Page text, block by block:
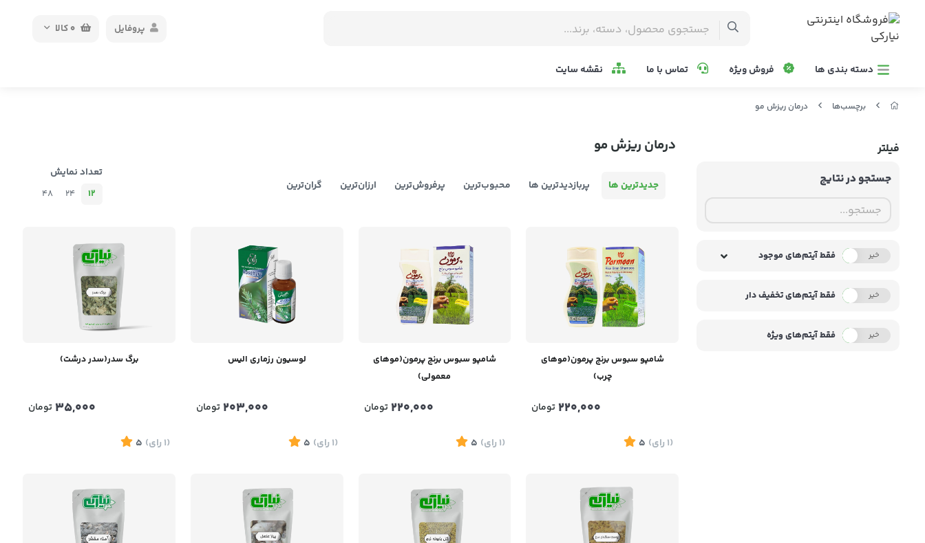
0کالا پروفایل
دسته بندی ها فروش ویژه تماس با ما نقشه سایت
برچسب‌ها درمان ریزش مو
فیلتر
جستجو در نتایج
بله خیر فقط آیتم‌های موجود
بله خیر فقط آیتم‌های تخفیف دار
بله خیر فقط آیتم‌های ویژه
درمان ریزش مو
جدیدترین ها پربازدیدترین ها محبوب‌‌ترین پرفروش‌ترین ارزان‌ترین گران‌ترین
تعداد نمایش
12
24
48
شامپو سبوس برنج پرمون(موهای
چرب)
220,000تومان
(1 رای)
5
شامپو سبوس برنج پرمون(موهای
معمولی)
220,000 تومان
(1 رای)
5
لوسیون رزماری الیس
203,000تومان
(1 رای)
5
برگ سدر(سدر درشت)
35,000تومان
(1 رای)
5